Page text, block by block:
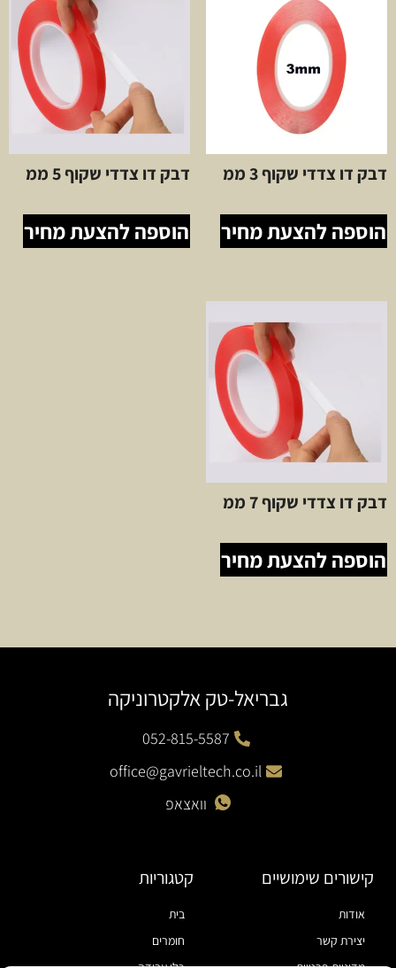
דבק דו צדדי שקוף 3 ממ
הוספה להצעת מחיר
דבק דו צדדי שקוף 5 ממ
הוספה להצעת מחיר
דבק דו צדדי שקוף 7 ממ
הוספה להצעת מחיר
גבריאל-טק אלקטרוניקה
052-815-5587
office@gavrieltech.co.il
וואצאפ
קישורים שימושיים
אודות
יצירת קשר
קטגוריות
בית
חומרים